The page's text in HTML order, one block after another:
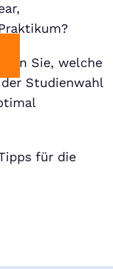
Sie, welche
Studienwahl
für die